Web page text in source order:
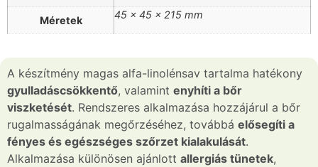
Méretek 45 × 45 × 215 mm
A készítmény magas alfa-linolénsav tartalma hatékony
gyulladáscsökkentő, valamint enyhíti a bőr
viszketését. Rendszeres alkalmazása hozzájárul a bőr
rugalmasságának megőrzéséhez, továbbá elősegíti a
fényes és egészséges szőrzet kialakulását.
Alkalmazása különösen ajánlott allergiás tünetek,